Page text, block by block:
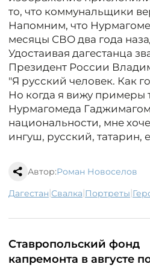
то, что коммунальщики
Напомним, что
месяцы СВО два года
Удостаивая дагестанца
Президент России
"Я русский человек. Как
Но когда я вижу примеры
Нурмагомеда
национальности, мне
ингуш, русский, татарин,
Автор:Роман Новоселов
Дагестан| свалка| портреты|
Ставропольский фонд
капремонта в августе